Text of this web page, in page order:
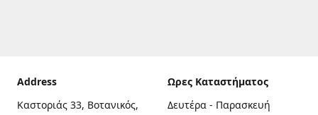
Address
Καστοριάς 33, Βοτανικός,
Ωρες Καταστήματος
Δευτέρα - Παρασκευή